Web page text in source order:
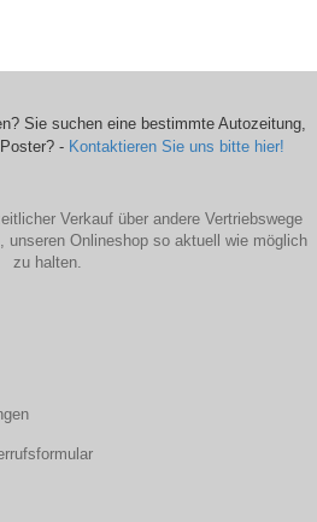
Sie suchen eine bestimmte Autozeitung,
- Kontaktieren Sie uns bitte hier!
Verkauf über andere Vertriebswege
unseren Onlineshop so aktuell wie möglich
zu halten.